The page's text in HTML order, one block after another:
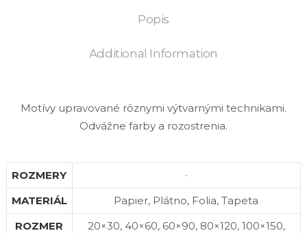
Popis
Additional Information
Motívy upravované rôznymi výtvarnými technikami.
Odvážne farby a rozostrenia.
ROZMERY
-
MATERIÁL
Papier, Plátno, Folia, Tapeta
ROZMER
20×30, 40×60, 60×90, 80×120, 100×150,